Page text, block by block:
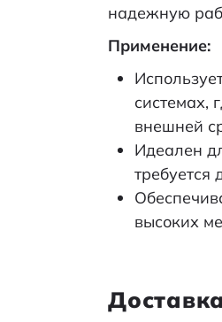
Вес брутто
Транспортная
Диаметр
Категория:
надежную
Применение:
системах,
внешней
Идеален
требуется
высоких
Доставка